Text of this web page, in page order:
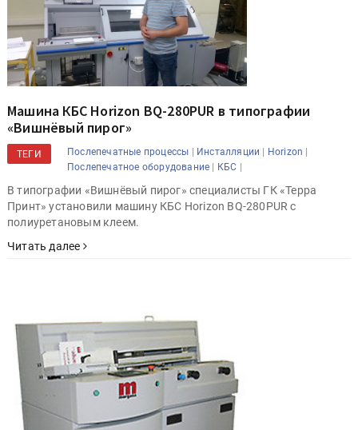
Машина КБС Horizon BQ-280PUR в типографии
«Вишнёвый пирог»
ТЕГИ Послепечатные процессы | Инсталляции | Horizon |
Послепечатное оборудование | КБС |
В типографии «Вишнёвый пирог» специалисты ГК «Терра
Принт» установили машину КБС Horizon BQ-280PUR с
полиуретановым клеем.
Читать далее